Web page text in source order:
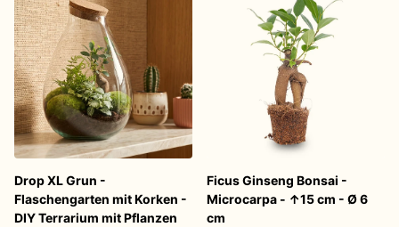
Drop XL Grun -
Flaschengarten mit Korken -
DIY Terrarium mit Pflanzen
Ficus Ginseng Bonsai -
Microcarpa - ↑15 cm - Ø 6
cm